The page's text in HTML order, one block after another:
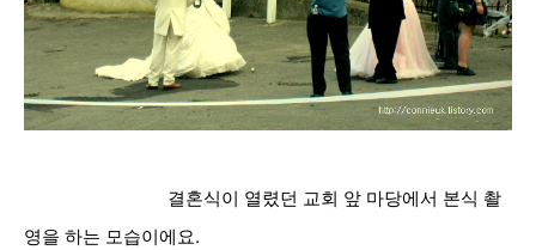
결혼식이 열렸던 교회 앞 마당에서 본식 촬
영을 하는 모습이에요.